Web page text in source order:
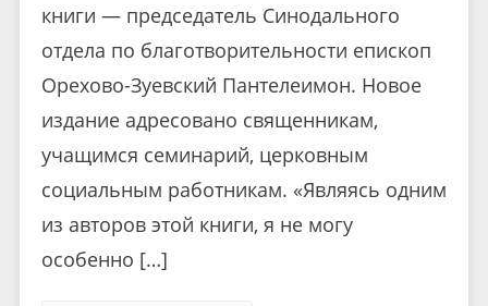
книги — председатель Синодального
отдела по благотворительности епископ
Орехово-Зуевский Пантелеимон. Новое
издание адресовано священникам,
учащимся семинарий, церковным
социальным работникам. «Являясь одним
из авторов этой книги, я не могу
особенно […]